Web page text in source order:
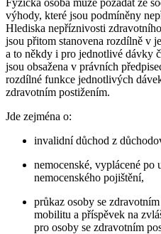
výhody, které jsou podmíněny
Hlediska nepříznivosti
jsou přitom stanovena rozdílně v
a to někdy i pro jednotlivé dávky
jsou obsažena v právních
rozdílné funkce jednotlivých
zdravotním postižením.
Jde zejména o:
invalidní důchod z
nemocenské, vyplácené
nemocenského pojištění,
průkaz osoby se
mobilitu a příspěvek na
pro osoby se zdravotním